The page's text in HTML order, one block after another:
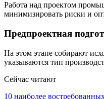
Работа над проектом
минимизировать риски и
Предпроектная
На этом этапе собирают
указываются тип
Сейчас читают
10 наиболее